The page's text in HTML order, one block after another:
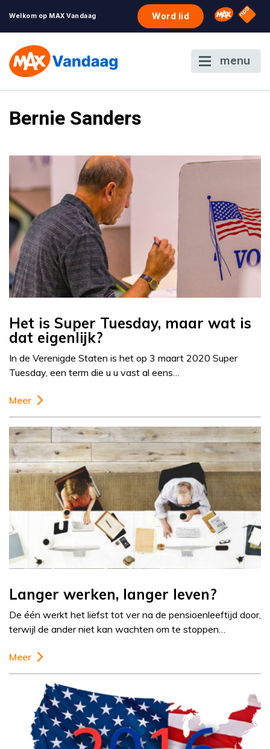
Welkom op MAX Vandaag Word lid Omroep
NPO
menu
Bernie Sanders
Het is Super Tuesday, maar wat is
dat eigenlijk?
In de Verenigde Staten is het op 3 maart 2020 Super
Tuesday, een term die u u vast al eens…
Meer
Langer werken, langer leven?
De één werkt het liefst tot ver na de pensioenleeftijd door,
terwijl de ander niet kan wachten om te stoppen…
Meer